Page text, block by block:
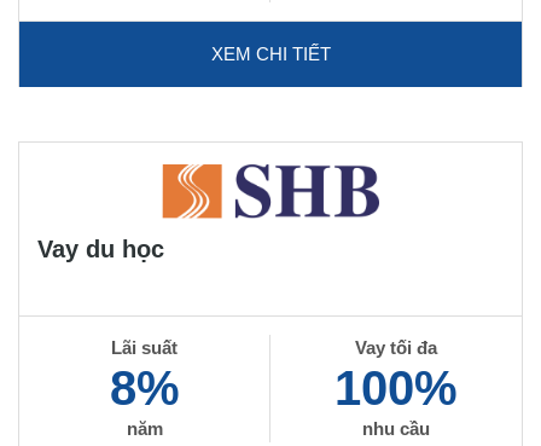
XEM CHI TIẾT
Vay du học
Lãi suất
8%
năm
Vay tối đa
100%
nhu cầu